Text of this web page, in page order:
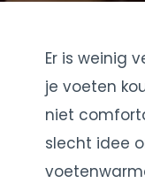
Er is weinig
je voeten
niet
slecht idee